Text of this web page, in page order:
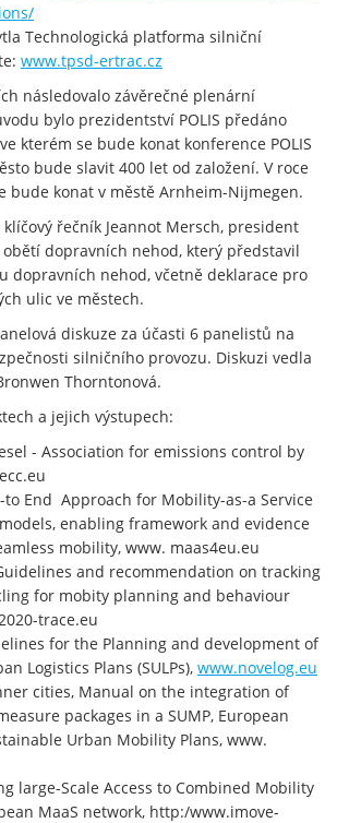
Technologická platforma silniční
www.tpsd-ertrac.cz
následovalo závěrečné plenární
bylo prezidentství POLIS předáno
kterém se bude konat konference POLIS
bude slavit 400 let od založení. V roce
bude konat v městě Arnheim-Nijmegen.
řečník Jeannot Mersch, president
obětí dopravních nehod, který představil
dopravních nehod, včetně deklarace pro
ulic ve městech.
diskuze za účasti 6 panelistů na
silničního provozu. Diskuzi vedla
Thorntonová.
a jejich výstupech:
- Association for emissions control by
to End Approach for Mobility-as-a Service
enabling framework and evidence
mobility, www. maas4eu.eu
and recommendation on tracking
for mobity planning and behaviour
trace.eu
for the Planning and development of
Logistics Plans (SULPs), www.novelog.eu
cities, Manual on the integration of
packages in a SUMP, European
Urban Mobility Plans, www.
large-Scale Access to Combined Mobility
MaaS network, http:/www.imove-